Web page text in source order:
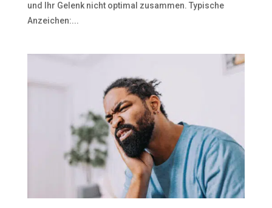
und Ihr Gelenk nicht optimal zusammen. Typische
Anzeichen:...